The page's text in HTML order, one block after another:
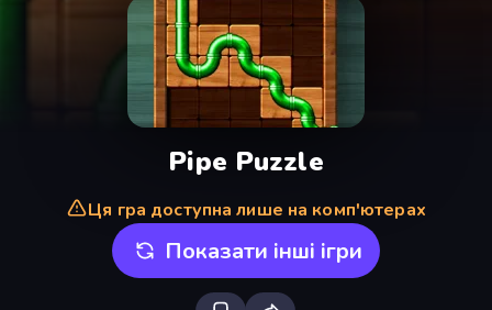
Pipe Puzzle
Ця гра доступна лише на комп'ютерах
Показати інші ігри